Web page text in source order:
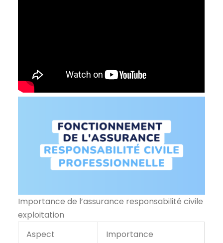
Importance de l’assurance responsabilité civile
exploitation
Aspect
Importance